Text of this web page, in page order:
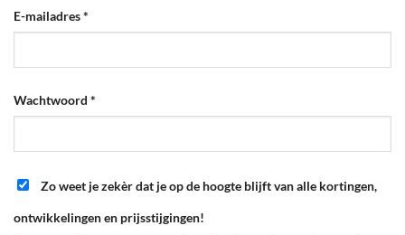
E-mailadres*
Wachtwoord *
Zo weet je zekèr dat je op de hoogte blijft van alle kortingen,
ontwikkelingen en prijsstijgingen!